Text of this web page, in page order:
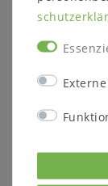
22
11
10
Holz